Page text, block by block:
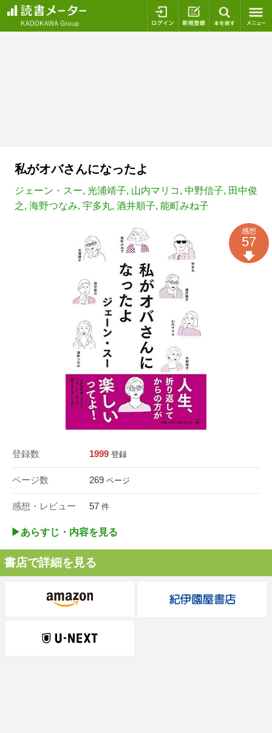
ログイン 新規登録
私がオバさんになったよ
ジェーン・スー, 光浦靖子, 山内マリコ , 中野信子, 田中俊
之, 海野つなみ, 宇多丸, 酒井順子, 能町みね子
登録数 1999 登録
ページ数 269 ページ
感想・レビュー 57 件
感想
57
▶︎あらすじ・内容を見る
書店で詳細を見る